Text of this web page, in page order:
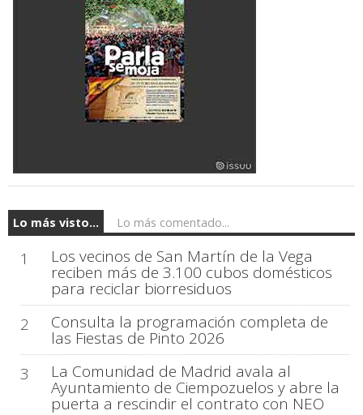
Lo más visto... Lo más comentado...
1 Los vecinos de San Martín de la Vega
reciben más de 3.100 cubos domésticos
para reciclar biorresiduos
2
Consulta la programación completa de
las Fiestas de Pinto 2026
3
La Comunidad de Madrid avala al
Ayuntamiento de Ciempozuelos y abre la
puerta a rescindir el contrato con NEO